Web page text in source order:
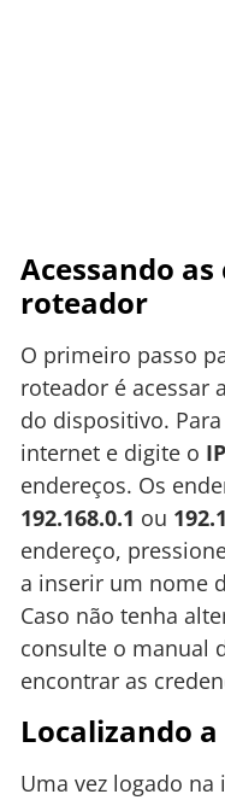
Acessando
roteador
O primeiro passo
roteador é acessar
do dispositivo.
internet e digite o
endereços. Os
192.168.0.1 ou
endereço,
a inserir um nome
Caso não tenha
consulte o manual
encontrar as
Localizando a
Uma vez logado